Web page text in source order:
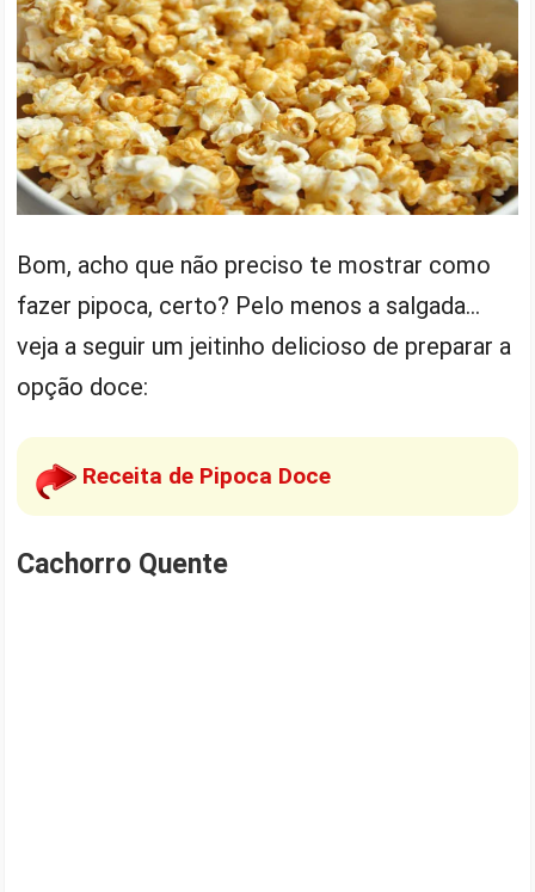
Bom, acho que não preciso te mostrar como
fazer pipoca, certo? Pelo menos a salgada…
veja a seguir um jeitinho delicioso de preparar a
opção doce:
Receita de Pipoca Doce
Cachorro Quente